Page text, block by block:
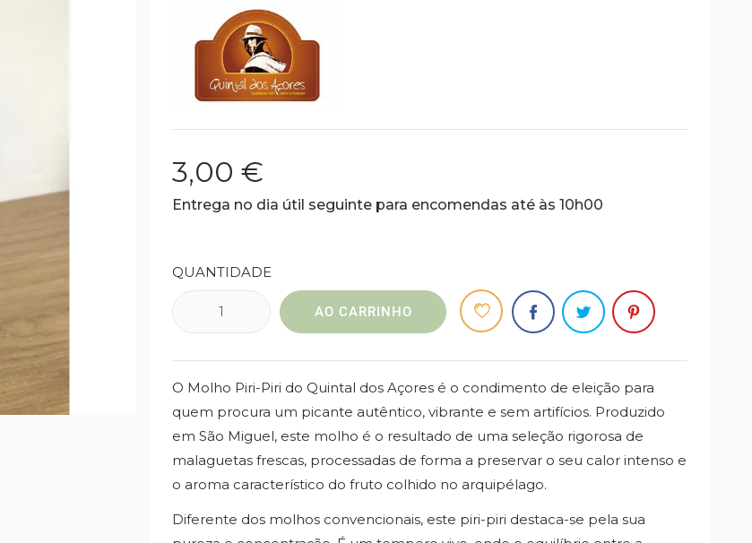
3,00 €
Entrega no dia útil seguinte para encomendas até às 10h00
QUANTIDADE
AO CARRINHO
O Molho Piri-Piri do Quintal dos Açores é o condimento de eleição para
quem procura um picante autêntico, vibrante e sem artifícios. Produzido
em São Miguel, este molho é o resultado de uma seleção rigorosa de
malaguetas frescas, processadas de forma a preservar o seu calor intenso e
o aroma característico do fruto colhido no arquipélago.
Diferente dos molhos convencionais, este piri-piri destaca-se pela sua